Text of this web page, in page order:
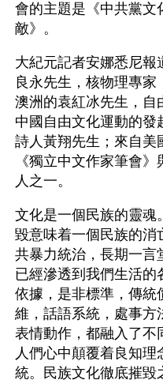
會的主題是《中共黨文
敵》。
大紀元記者安娜悉尼報
良永先生，核物理專家
澳洲的袁紅冰先生，自
中國自由文化運動的
詩人黃翔先生；來自美
《獨立中文作家筆會
人之一。
文化是一個民族的靈魂
毀意味着一個民族的消
共暴力統治，長期一言
已經滲透到我們生活
依據，是非標準，傳統
維，話語系統，處事方
表情動作，都融入了不
人們心中顛覆着良知
統。民族文化徹底摧毀